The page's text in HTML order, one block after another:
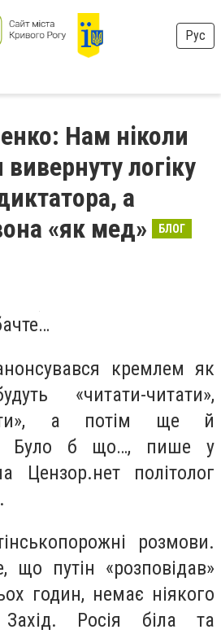
Рус
Нам ніколи
вивернуту логіку
а
«як мед»
БЛОГ
кремлем як
«читати-читати»,
а потім ще й
Було б що…, пише у
Цензор.нет політолог
розмови.
що путін «розповідав»
годин, немає ніякого
Росія біла та